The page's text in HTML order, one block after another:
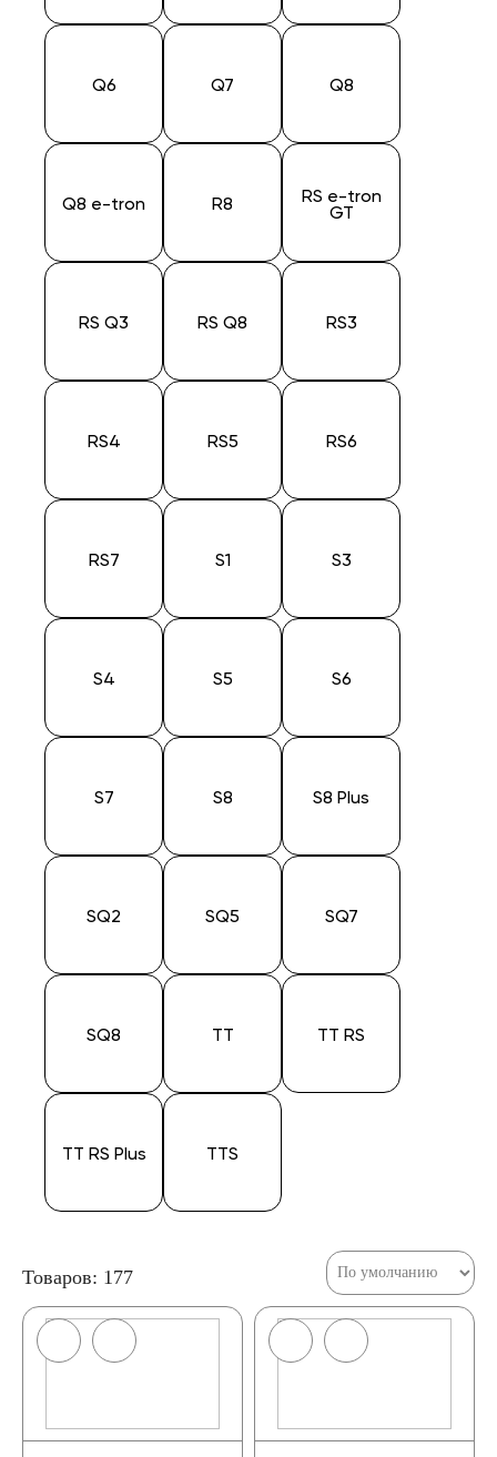
Q6 Q7 Q8
Q8 e-tron R8 RS e-tron
GT
RS Q3 RS Q8 RS3
RS4 RS5 RS6
RS7 S1 S3
S4 S5 S6
S7 S8 S8 Plus
SQ2 SQ5 SQ7
SQ8 TT TT RS
TT RS Plus TTS
Товаров: 177